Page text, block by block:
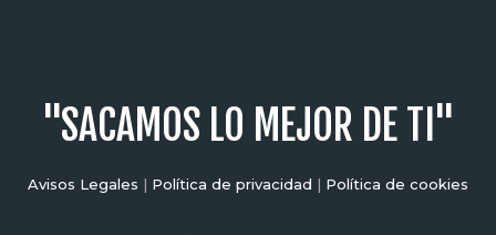
"SACAMOS LO MEJOR DE TI"
Avisos Legales | Política de privacidad | Política de cookies